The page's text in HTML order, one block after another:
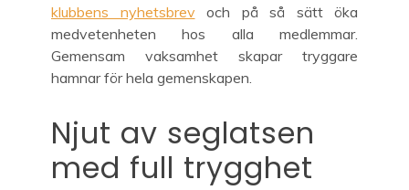
klubbens nyhetsbrev och på så sätt öka
medvetenheten hos alla medlemmar.
Gemensam vaksamhet skapar tryggare
hamnar för hela gemenskapen.
Njut av seglatsen
med full trygghet